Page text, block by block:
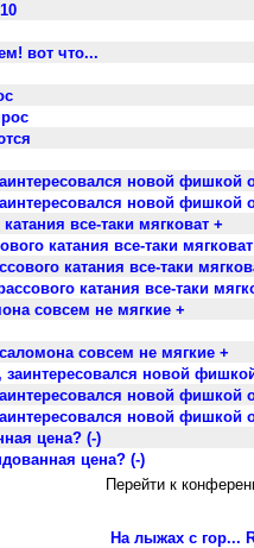
вот что...
новой фишкой
новой фишкой
все-таки мягковат +
катания все-таки
катания все-таки
катания все-таки
совсем не мягкие +
совсем не мягкие +
заинтересовался новой
новой фишкой
новой фишкой
цена? (-)
цена? (-)
Перейти к
На лыжах с гор...